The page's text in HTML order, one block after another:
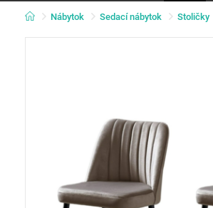
Nábytok Sedací nábytok Stoličky